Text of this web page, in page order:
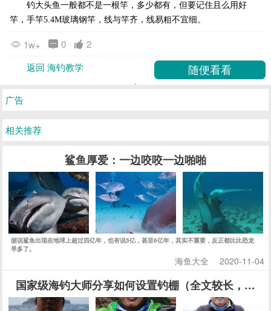
钓大头鱼一般都不是一根竿，多少都有，但要记住且么用好
竿，手竿5.4M玻璃钢竿，线与竿齐，线易粗不宜细。
1w+ 0
2
返回 海钓教学
广告
相关推荐
鲨鱼厚爱：一边咬咬一边啪啪
据说鲨鱼出现在地球上超过四亿年，也有说5亿，甚至6亿年，其实不重要，反正都比比恐龙
早多了。
海鱼大全 2020-11-04
国家级海钓大师分享如何设置钓棚（全文较长，建议